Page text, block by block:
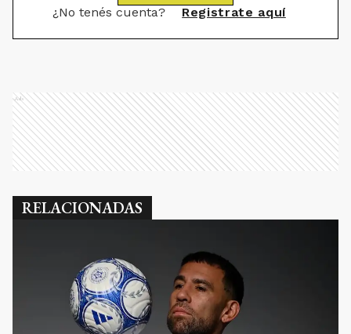
¿No tenés cuenta? Registrate aquí
Ads
RELACIONADAS